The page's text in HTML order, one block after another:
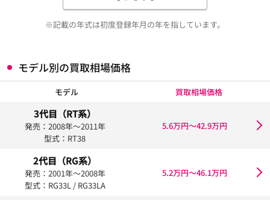
※記載の年式は初度登録年月の年を指しています。
モデル別の買取相場価格
モデル 買取相場価格
3代目（RT系）
発売：2008年〜2011年
型式：RT38
5.6万円〜42.9万円
2代目（RG系）
発売：2001年〜2008年
型式：RG33L / RG33LA
5.2万円〜46.1万円